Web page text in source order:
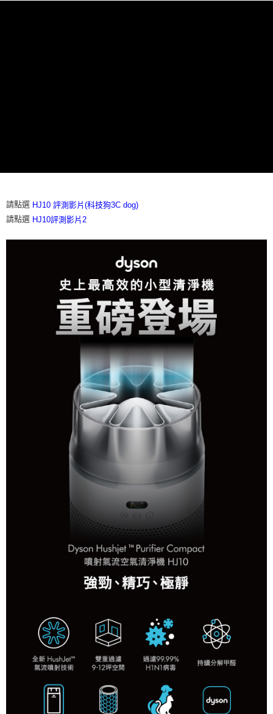
請點選 HJ10 評測影片(科技狗3C dog)
請點選 HJ10評測影片2